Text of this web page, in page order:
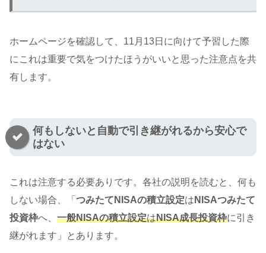
ホームページを確認して、11月13日に向けて予習した際
にこれは重要で気をつけたほうがいいと思った注意点を共
有します。
何もしないと自動で引き継がれるから安心で
はない
これは注意する必要ありです。各社の説明を読むと、何も
しない場合、「 つみたてNISAの積立設定は NISAつみたて
投資枠へ、 一般NISAの積立設定はNISA成長投資枠に引き
継がれます」とあります。